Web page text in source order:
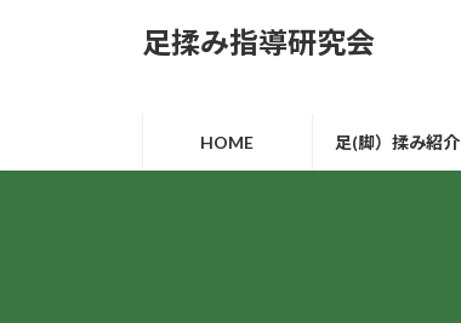
足揉み指導研究会
HOME 足(脚）揉み紹介